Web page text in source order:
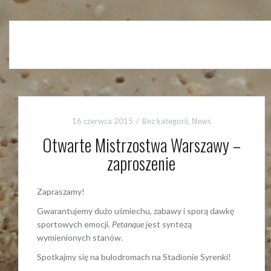
16 czerwca 2015 Bez kategorii, News
Otwarte Mistrzostwa Warszawy –
zaproszenie
Zapraszamy!
Gwarantujemy dużo uśmiechu, zabawy i sporą dawkę
sportowych emocji. Petanquejest syntezą
wymienionych stanów.
Spotkajmy się na bulodromach na Stadionie Syrenki!